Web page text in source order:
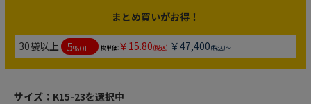
まとめ買いがお得！
30袋以上 5%OFF 枚単価:￥15.80(税込) ￥47,400(税込)～
サイズ： K15-23を選択中